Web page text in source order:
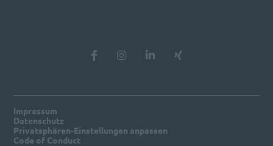
Impressum
Datenschutz
Privatsphären-Einstellungen anpassen
Code of Conduct